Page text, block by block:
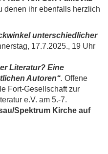
denen ihr ebenfalls herzlich
unterschiedlicher
17.7.2025., 19 Uhr
Literatur? Eine
Autoren“. Offene
Fort-Gesellschaft zur
e.V. am 5.-7.
Spektrum Kirche auf